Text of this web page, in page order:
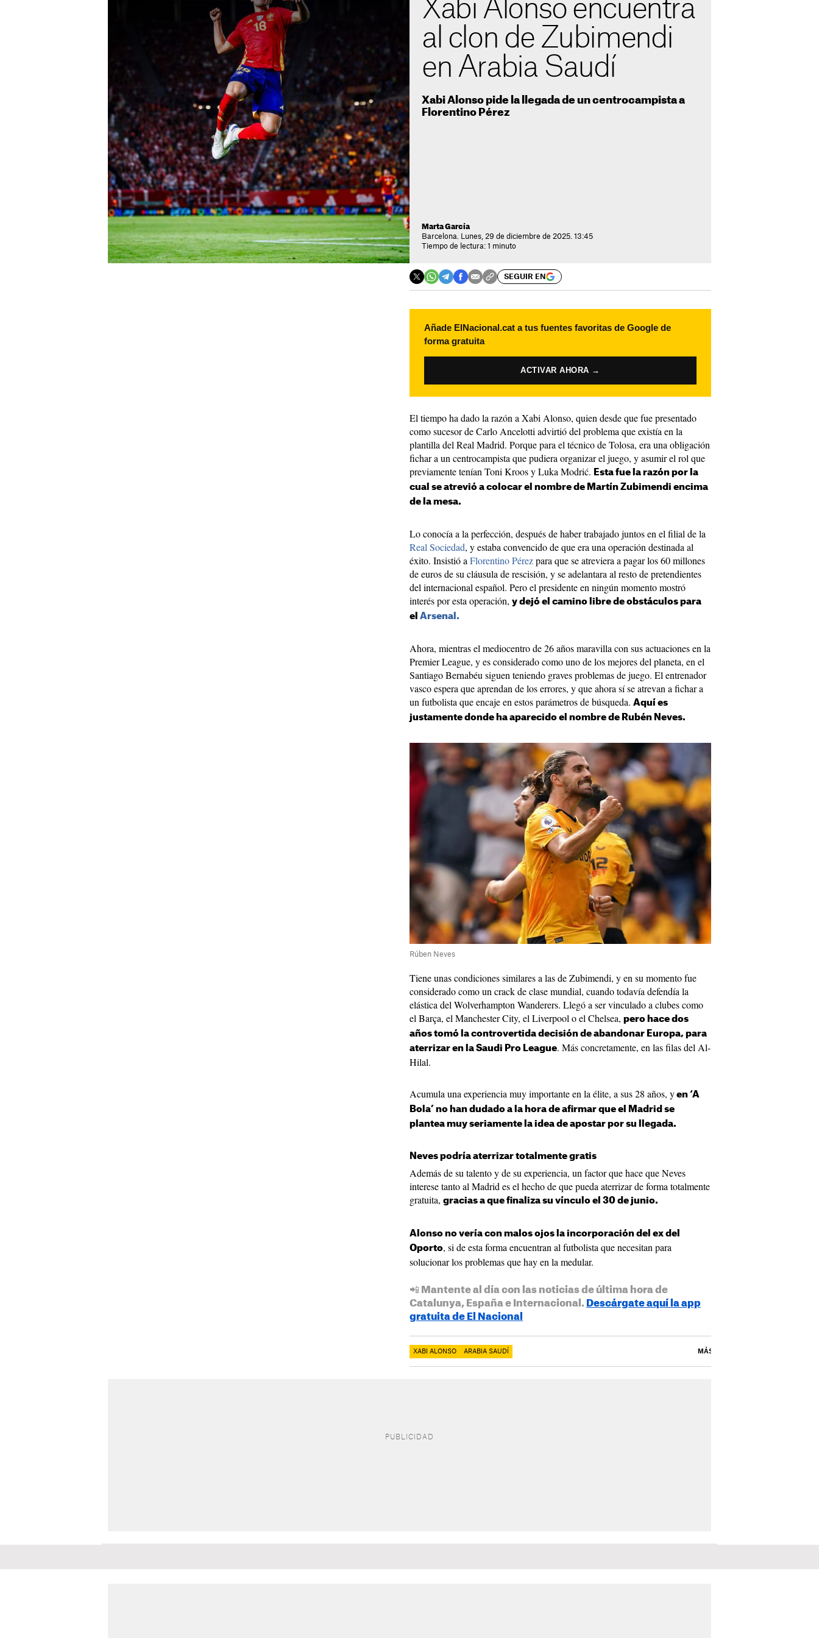
Xabi Alonso encuentra
al clon de Zubimendi
en Arabia Saudí
Xabi Alonso pide la llegada de un centrocampista a
Florentino Pérez
Marta García
Barcelona. Lunes, 29 de diciembre de 2025. 13:45
Tiempo de lectura: 1 minuto
SEGUIR EN
Añade ElNacional.cat a tus fuentes favoritas de Google de
forma gratuita
ACTIVAR AHORA →
El tiempo ha dado la razón a Xabi Alonso, quien desde que fue presentado
como sucesor de Carlo Ancelotti advirtió del problema que existía en la
plantilla del Real Madrid. Porque para el técnico de Tolosa, era una obligación
fichar a un centrocampista que pudiera organizar el juego, y asumir el rol que
previamente tenían Toni Kroos y Luka Modrić. Esta fue la razón por la
cual se atrevió a colocar el nombre de Martín Zubimendi encima
de la mesa.
Lo conocía a la perfección, después de haber trabajado juntos en el filial de la
Real Sociedad, y estaba convencido de que era una operación destinada al
éxito. Insistió a Florentino Pérezpara que se atreviera a pagar los 60 millones
de euros de su cláusula de rescisión, y se adelantara al resto de pretendientes
del internacional español. Pero el presidente en ningún momento mostró
interés por esta operación, y dejó el camino libre de obstáculos para
el Arsenal.
Ahora, mientras el mediocentro de 26 años maravilla con sus actuaciones en la
Premier League, y es considerado como uno de los mejores del planeta, en el
Santiago Bernabéu siguen teniendo graves problemas de juego. El entrenador
vasco espera que aprendan de los errores, y que ahora sí se atrevan a fichar a
un futbolista que encaje en estos parámetros de búsqueda. Aquí es
justamente donde ha aparecido el nombre de Rubén Neves.
Rúben Neves
Tiene unas condiciones similares a las de Zubimendi, y en su momento fue
considerado como un crack de clase mundial, cuando todavía defendía la
elástica del Wolverhampton Wanderers. Llegó a ser vinculado a clubes como
el Barça, el Manchester City, el Liverpool o el Chelsea, pero hace dos
años tomó la controvertida decisión de abandonar Europa, para
aterrizar en la Saudi Pro League. Más concretamente, en las filas del Al-
Hilal.
Acumula una experiencia muy importante en la élite, a sus 28 años, y en ‘A
Bola’ no han dudado a la hora de afirmar que el Madrid se
plantea muy seriamente la idea de apostar por su llegada.
Neves podría aterrizar totalmente gratis
Además de su talento y de su experiencia, un factor que hace que Neves
interese tanto al Madrid es el hecho de que pueda aterrizar de forma totalmente
gratuita, gracias a que finaliza su vínculo el 30 de junio.
Alonso no vería con malos ojos la incorporación del ex del
Oporto, si de esta forma encuentran al futbolista que necesitan para
solucionar los problemas que hay en la medular.
📲 Mantente al día con las noticias de última hora de
Catalunya, España e Internacional. Descárgate aquí la app
gratuita de El Nacional
XABI ALONSO ARABIA SAUDÍ MÁS